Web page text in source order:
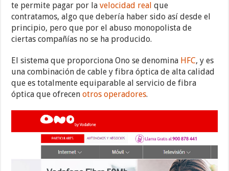
te permite pagar por lavelocidad real que
contratamos, algo que debería haber sido así desde el
principio, pero que por el abuso monopolista de
ciertas compañías no se ha producido.
El sistema que proporciona Ono se denomina HFC, y es
una combinación de cable y fibra óptica de alta calidad
que es totalmente equiparable al servicio de fibra
óptica que ofrecenotros operadores.